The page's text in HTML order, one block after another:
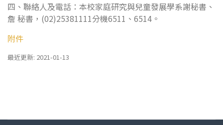
四、聯絡人及電話：本校家庭研究與兒童發展學系謝秘書、
詹 秘書，(02)25381111分機6511、6514。
附件
最近更新: 2021-01-13